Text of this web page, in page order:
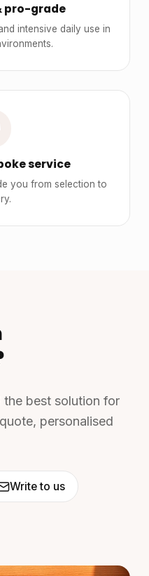
pro-grade
intensive daily use in
service
you from selection to
the best solution for
personalised
Write to us